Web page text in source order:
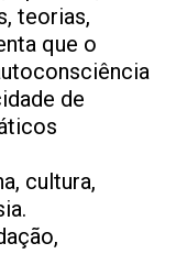
teorias,
que o
de
cultura,